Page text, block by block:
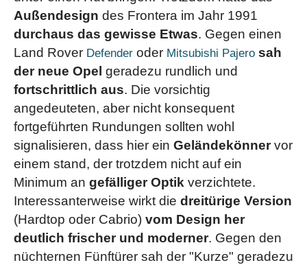
Außendesign des Frontera im Jahr 1991
durchaus das gewisse Etwas. Gegen einen
Land Rover Defender oder Mitsubishi Pajero sah
der neue Opel geradezu rundlich und
fortschrittlich aus. Die vorsichtig
angedeuteten, aber nicht konsequent
fortgeführten Rundungen sollten wohl
signalisieren, dass hier ein Geländekönnervor
einem stand, der trotzdem nicht auf ein
Minimum an gefälliger Optik verzichtete.
Interessanterweise wirkt die dreitürige Version
(Hardtop oder Cabrio) vom Design her
deutlich frischer und moderner. Gegen den
nüchternen Fünftürer sah der "Kurze" geradezu